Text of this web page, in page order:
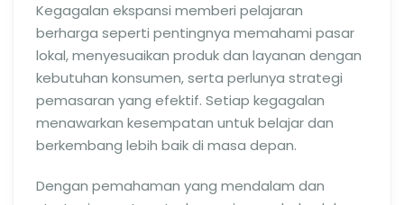
Kegagalan ekspansi memberi pelajaran
berharga seperti pentingnya memahami pasar
lokal, menyesuaikan produk dan layanan dengan
kebutuhan konsumen, serta perlunya strategi
pemasaran yang efektif. Setiap kegagalan
menawarkan kesempatan untuk belajar dan
berkembang lebih baik di masa depan.
Dengan pemahaman yang mendalam dan